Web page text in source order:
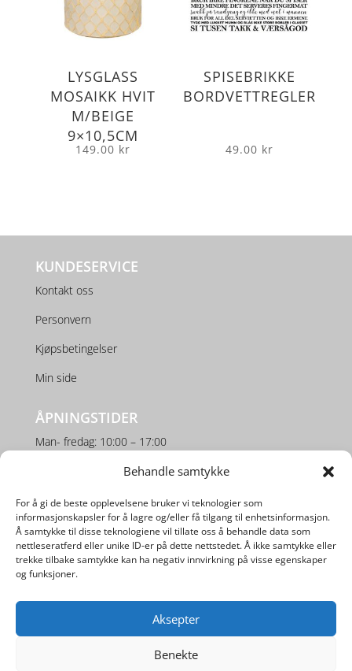
Behandle samtykke
For å gi de beste opplevelsene bruker vi teknologier som
informasjonskapsler for å lagre og/eller få tilgang til enhetsinformasjon.
Å samtykke til disse teknologiene vil tillate oss å behandle data som
nettleseratferd eller unike ID-er på dette nettstedet. Å ikke samtykke eller
trekke tilbake samtykke kan ha negativ innvirkning på visse egenskaper
og funksjoner.
Aksepter
Benekte
LYSGLASS
MOSAIKK HVIT
M/BEIGE
9×10,5CM
149.00 kr
SPISEBRIKKE
BORDVETTREGLER
49.00 kr
KUNDESERVICE
Kontakt oss
Personvern
Kjøpsbetingelser
Min side
ÅPNINGSTIDER
Man- fredag: 10:00 – 17:00
Lørdag: 10:00 – 16:00
SOSIALE MEDIER
Utviklet avDigipos AS